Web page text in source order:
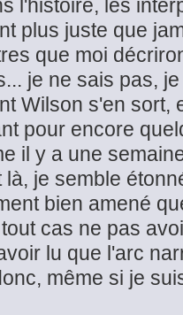
l'histoire, les
plus juste que
que moi
je ne sais pas,
Wilson s'en sort,
pour encore
il y a une
là, je semble
bien amené
cas ne pas
lu que l'arc
même si je